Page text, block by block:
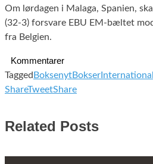
Om lørdagen i Malaga, Spanien,
(32-3) forsvare EBU EM-bæltet
fra Belgien.
Kommentarer
Tagged BoksenytBokser
ShareTweetShare
Related Posts